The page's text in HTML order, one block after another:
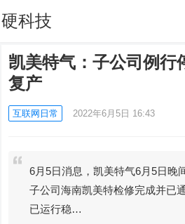
硬科技
凯美特气：子公司例行
复产
互联网日常 2022年6月5日 16:43
6月5日消息，凯美特气6月5日晚
子公司海南凯美特检修完成并已
已运行稳…